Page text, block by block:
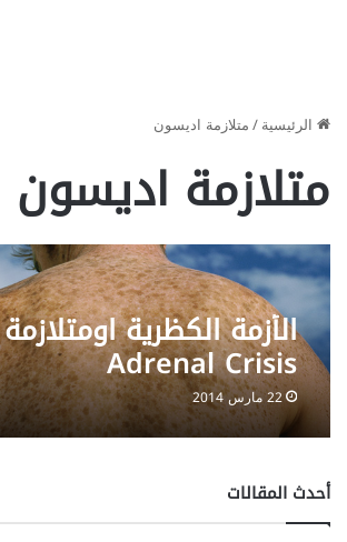
الرئيسية/متلازمة اديسون
متلازمة اديسون
الأزمة الكظرية
Adrenal Crisis
22 مارس 2014
أحدث المقالات